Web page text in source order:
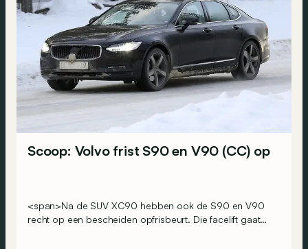
Scoop: Volvo frist S90 en V90 (CC) op
<span>Na de SUV XC90 hebben ook de S90 en V90
recht op een bescheiden opfrisbeurt. Die facelift gaat